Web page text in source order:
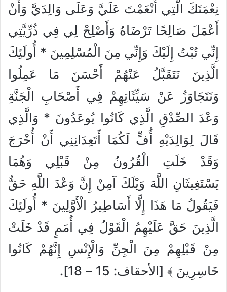
نِعْمَتَكَ الَّتِي أَنْعَمْتَ عَلَيَّ وَعَلَى وَالِدَيَّ وَأَنْ
أَعْمَلَ صَالِحًا تَرْضَاهُ وَأَصْلِحْ لِي فِي ذُرِّيَّتِي
إِنِّي تُبْتُ إِلَيْكَ وَإِنِّي مِنَ الْمُسْلِمِينَ * أُولَئِكَ
الَّذِينَ نَتَقَبَّلُ عَنْهُمْ أَحْسَنَ مَا عَمِلُوا
وَنَتَجَاوَزُ عَنْ سَيِّئَاتِهِمْ فِي أَصْحَابِ الْجَنَّةِ
وَعْدَ الصِّدْقِ الَّذِي كَانُوا يُوعَدُونَ * وَالَّذِي
قَالَ لِوَالِدَيْهِ أُفٍّ لَكُمَا أَتَعِدَانِنِي أَنْ أُخْرَجَ
وَقَدْ خَلَتِ الْقُرُونُ مِنْ قَبْلِي وَهُمَا
يَسْتَغِيثَانِ اللَّهَ وَيْلَكَ آمِنْ إِنَّ وَعْدَ اللَّهِ حَقٌّ
فَيَقُولُ مَا هَذَا إِلَّا أَسَاطِيرُ الْأَوَّلِينَ * أُولَئِكَ
الَّذِينَ حَقَّ عَلَيْهِمُ الْقَوْلُ فِي أُمَمٍ قَدْ خَلَتْ
مِنْ قَبْلِهِمْ مِنَ الْجِنِّ وَالْإِنْسِ إِنَّهُمْ كَانُوا
خَاسِرِينَ ﴾ [الأحقاف: 15 – 18].